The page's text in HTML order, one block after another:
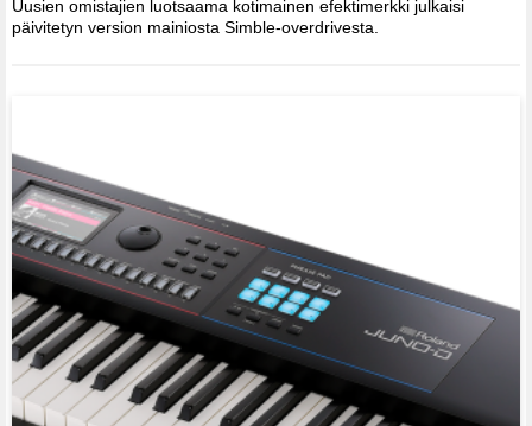
Uusien omistajien luotsaama kotimainen efektimerkki julkaisi
päivitetyn version mainiosta Simble-overdrivesta.